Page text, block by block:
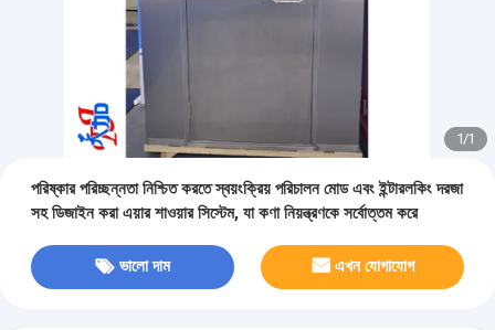
1/1
পরিষ্কার পরিচ্ছন্নতা নিশ্চিত করতে স্বয়ংক্রিয় পরিচালন মোড এবং ইন্টারলকিং দরজা
সহ ডিজাইন করা এয়ার শাওয়ার সিস্টেম, যা কণা নিয়ন্ত্রণকে সর্বোত্তম করে
ভালো দাম এখন যোগাযোগ